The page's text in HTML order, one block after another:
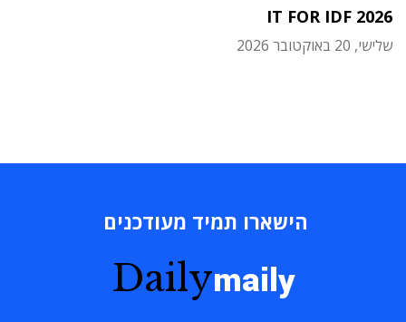
IT FOR IDF 2026
שלישי, 20 באוקטובר 2026
הישארו תמיד מעודכנים
Dailymaily